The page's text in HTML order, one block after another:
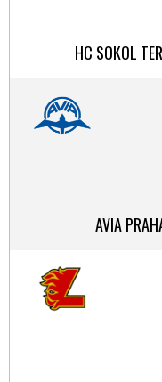
HC SOKOL
AVIA